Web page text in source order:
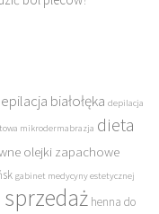
białołęka depilacja
mikrodermabrazja dieta
olejki zapachowe
gabinet medycyny estetycznej
henna do